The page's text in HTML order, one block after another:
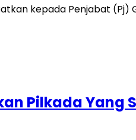
kepada Penjabat (Pj)
Pilkada Yang